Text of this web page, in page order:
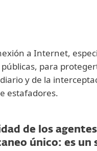
a Internet,
públicas, para
y de la
estafadores.
de los
único: es un